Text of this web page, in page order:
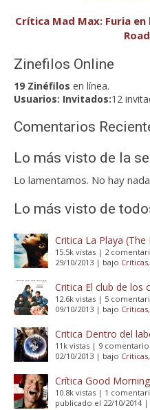
Crítica Mad Max: Furia
Zinefilos Online
19 Zinéfilos en línea.
Usuarios: Invitados:12
Comentarios
Lo más visto de la
Lo lamentamos. No hay
Lo más visto de
Critica La Playa (The
15.5k vistas | 2
29/10/2013 | bajo Críticas,
Critica El club de los
12.6k vistas | 5
09/10/2013 | bajo Críticas,
Critica Dentro del
11k vistas | 9
02/10/2013 | bajo Críticas,
Crítica Good
10.8k vistas | 1
publicado el 22/10/2014|